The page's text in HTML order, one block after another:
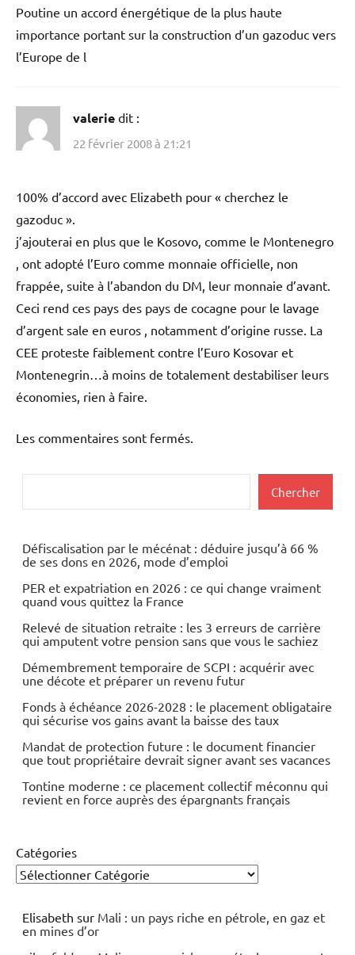
Poutine un accord énergétique de la plus haute
importance portant sur la construction d’un gazoduc vers
l’Europe de l
valerie dit :
22 février 2008 à 21:21
100% d’accord avec Elizabeth pour « cherchez le
gazoduc ».
j’ajouterai en plus que le Kosovo, comme le Montenegro
, ont adopté l’Euro comme monnaie officielle, non
frappée, suite à l’abandon du DM, leur monnaie d’avant.
Ceci rend ces pays des pays de cocagne pour le lavage
d’argent sale en euros , notamment d’origine russe. La
CEE proteste faiblement contre l’Euro Kosovar et
Montenegrin…à moins de totalement destabiliser leurs
économies, rien à faire.
Les commentaires sont fermés.
Chercher
Défiscalisation par le mécénat : déduire jusqu’à 66 %
de ses dons en 2026, mode d’emploi
PER et expatriation en 2026 : ce qui change vraiment
quand vous quittez la France
Relevé de situation retraite : les 3 erreurs de carrière
qui amputent votre pension sans que vous le sachiez
Démembrement temporaire de SCPI : acquérir avec
une décote et préparer un revenu futur
Fonds à échéance 2026-2028 : le placement obligataire
qui sécurise vos gains avant la baisse des taux
Mandat de protection future : le document financier
que tout propriétaire devrait signer avant ses vacances
Tontine moderne : ce placement collectif méconnu qui
revient en force auprès des épargnants français
Catégories
Elisabeth sur Mali : un pays riche en pétrole, en gaz et
en mines d’or